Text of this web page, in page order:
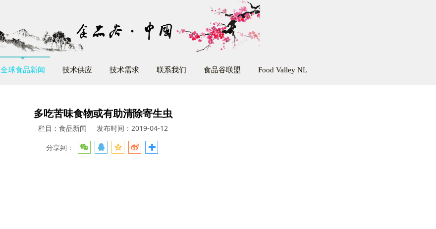
全球食品新闻 技术供应 技术需求 联系我们 食品谷联盟 Food Valley NL
多吃苦味食物或有助清除寄生虫
栏目：食品新闻 发布时间：2019-04-12
分享到：